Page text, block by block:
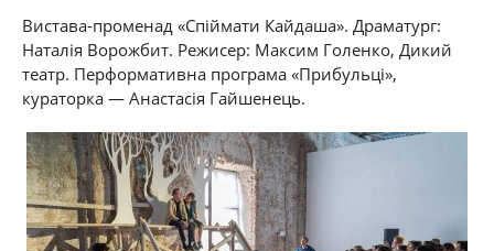
Вистава-променад «Спіймати Кайдаша». Драматург:
Наталія Ворожбит. Режисер: Максим Голенко, Дикий
театр. Перформативна програма «Прибульці»,
кураторка — Анастасія Гайшенець.